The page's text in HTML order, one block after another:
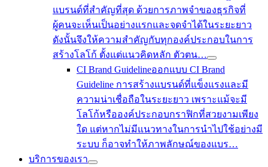
แบรนด์ที่สำคัญที่สุด ด้วยการภาพจำของธุรกิจที่
ผู้คนจะเห็นเป็นอย่างแรกและจดจำได้ในระยะยาว
ดังนั้นจึงให้ความสำคัญกับทุกองค์ประกอบในการ
สร้างโลโก้ ตั้งแต่แนวคิดหลัก ตัวตน…
CI Brand Guidelineออกแบบ CI Brand
Guideline การสร้างแบรนด์ที่แข็งแรงและมี
ความน่าเชื่อถือในระยะยาว เพราะแม้จะมี
โลโก้หรือองค์ประกอบกราฟิกที่สวยงามเพียง
ใด แต่หากไม่มีแนวทางในการนำไปใช้อย่างมี
ระบบ ก็อาจทำให้ภาพลักษณ์ของแบร…
บริการของเรา